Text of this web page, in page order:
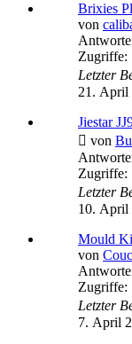
Brixies
von
Zugriffe:
Letzter
21. April
Jiestar
von
Zugriffe:
Letzter
10. April
Mould
von
Zugriffe:
Letzter
7. April